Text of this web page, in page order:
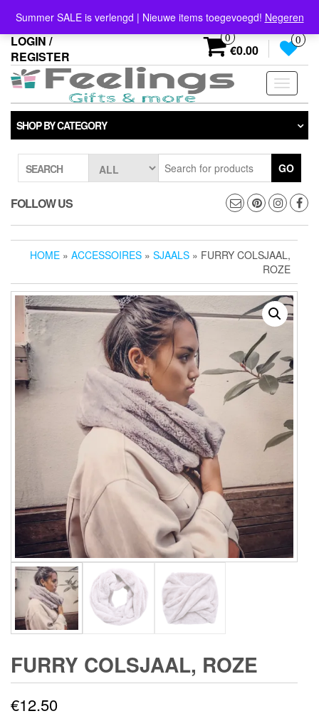
the
content
Summer SALE is verlengd | Nieuwe items toegevoegd! Negeren
info@feelings-giftshop.nl
LOGIN /
REGISTER
0
€0.00
0
Toggle
SHOP BY CATEGORY
SEARCH GO
FOLLOW US
HOME » ACCESSOIRES » SJAALS » FURRY COLSJAAL,
ROZE
FURRY COLSJAAL, ROZE
€12.50